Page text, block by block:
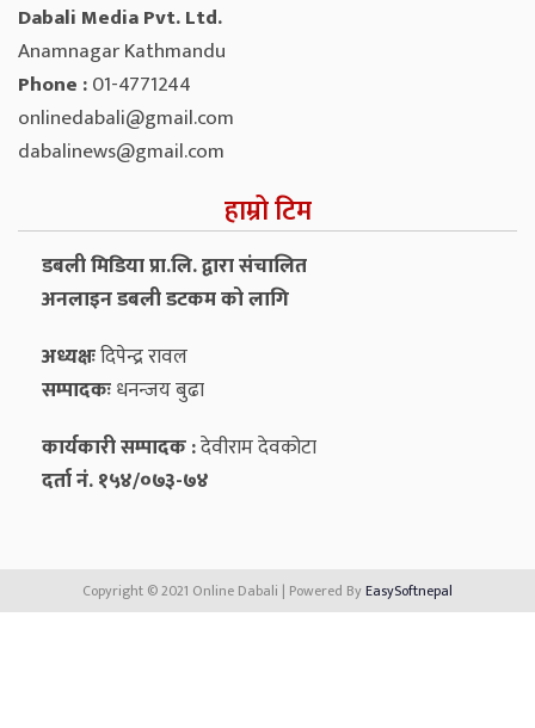
Dabali Media Pvt. Ltd.
Anamnagar Kathmandu
Phone :01-4771244
onlinedabali@gmail.com
dabalinews@gmail.com
हाम्रो टिम
डबली मिडिया प्रा.लि. द्वारा संचालित
अनलाइन डबली डटकम को लागि
अध्यक्षःदिपेन्द्र रावल
सम्पादकःधनन्‍जय बुढा
कार्यकारी सम्पादक :देवीराम देवकोटा
दर्ता नं. १५४/०७३-७४
Copyright © 2021 Online Dabali | Powered ByEasySoftnepal